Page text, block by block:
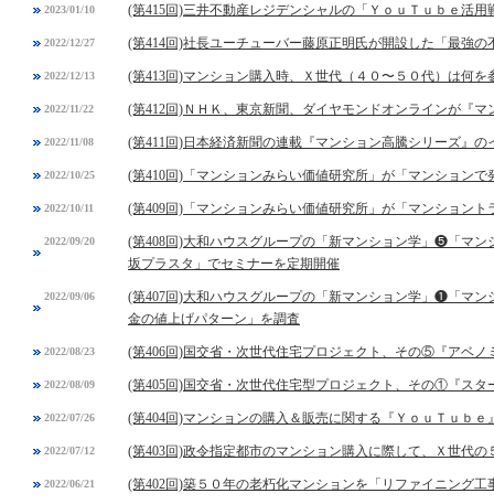
2023/01/10 (第415回)三井不動産レジデンシャルの「ＹｏｕＴｕｂｅ活用
2022/12/27 (第414回)社長ユーチューバー藤原正明氏が開設した「最強の
2022/12/13 (第413回)マンション購入時、Ｘ世代（４０〜５０代）は何を
2022/11/22 (第412回)ＮＨＫ、東京新聞、ダイヤモンドオンラインが『マ
2022/11/08 (第411回)日本経済新聞の連載『マンション高騰シリーズ』の
2022/10/25 (第410回)「マンションみらい価値研究所」が「マンションで
2022/10/11 (第409回)「マンションみらい価値研究所」が「マンショント
2022/09/20
(第408回)大和ハウスグループの「新マンション学」❺「マン
坂プラスタ」でセミナーを定期開催
2022/09/06
(第407回)大和ハウスグループの「新マンション学」❶「マン
金の値上げパターン」を調査
2022/08/23 (第406回)国交省・次世代住宅プロジェクト、その⑤『アベノ
2022/08/09 (第405回)国交省・次世代住宅型プロジェクト、その①『スタ
2022/07/26 (第404回)マンションの購入＆販売に関する『ＹｏｕＴｕｂｅ
2022/07/12 (第403回)政令指定都市のマンション購入に際して、Ｘ世代
2022/06/21 (第402回)築５０年の老朽化マンションを「リファイニング工